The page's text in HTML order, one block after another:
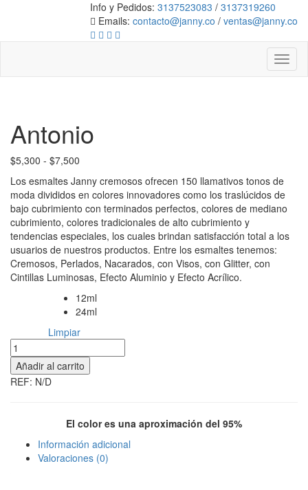
Info y Pedidos: 3137523083 / 3137319260
Emails: contacto@janny.co / ventas@janny.co
Antonio
$5,300 - $7,500
precios:
desde
$5,300
hasta
$7,500
Los esmaltes Janny cremosos ofrecen 150 llamativos tonos de
moda divididos en colores innovadores como los traslúcidos de
bajo cubrimiento con terminados perfectos, colores de mediano
cubrimiento, colores tradicionales de alto cubrimiento y
tendencias especiales, los cuales brindan satisfacción total a los
usuarios de nuestros productos. Entre los esmaltes tenemos:
Cremosos, Perlados, Nacarados, con Visos, con Glitter, con
Cintillas Luminosas, Efecto Aluminio y Efecto Acrílico.
12ml
24ml
Limpiar
Antonio
cantidad
Añadir al carrito
REF: N/D
El color es una aproximación del 95%
Información adicional
Valoraciones (0)